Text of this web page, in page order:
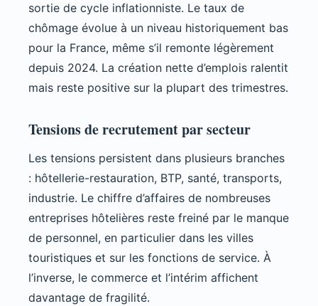
sortie de cycle inflationniste. Le taux de
chômage évolue à un niveau historiquement bas
pour la France, même s’il remonte légèrement
depuis 2024. La création nette d’emplois ralentit
mais reste positive sur la plupart des trimestres.
Tensions de recrutement par secteur
Les tensions persistent dans plusieurs branches
: hôtellerie-restauration, BTP, santé, transports,
industrie. Le chiffre d’affaires de nombreuses
entreprises hôtelières reste freiné par le manque
de personnel, en particulier dans les villes
touristiques et sur les fonctions de service. À
l’inverse, le commerce et l’intérim affichent
davantage de fragilité.